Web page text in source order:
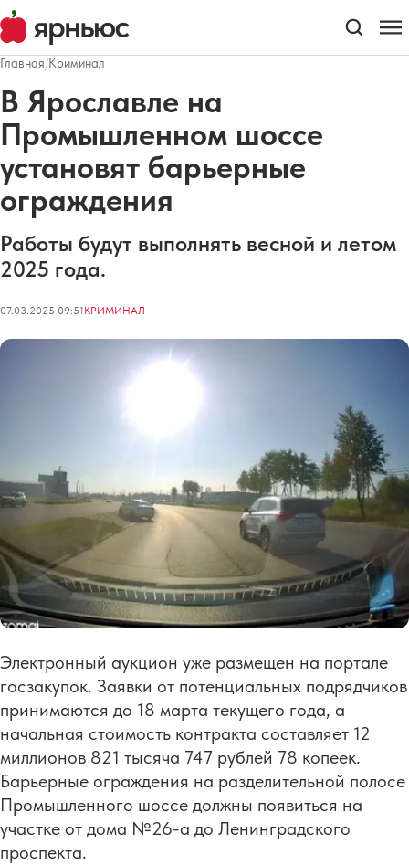
Главная/Криминал
В Ярославле на
Промышленном шоссе
установят барьерные
ограждения
Работы будут выполнять весной и летом
2025 года.
07.03.2025 09:51КРИМИНАЛ
Электронный аукцион уже размещен на портале
госзакупок. Заявки от потенциальных подрядчиков
принимаются до 18 марта текущего года, а
начальная стоимость контракта составляет 12
миллионов 821 тысяча 747 рублей 78 копеек.
Барьерные ограждения на разделительной полосе
Промышленного шоссе должны появиться на
участке от дома №26-а до Ленинградского
проспекта.